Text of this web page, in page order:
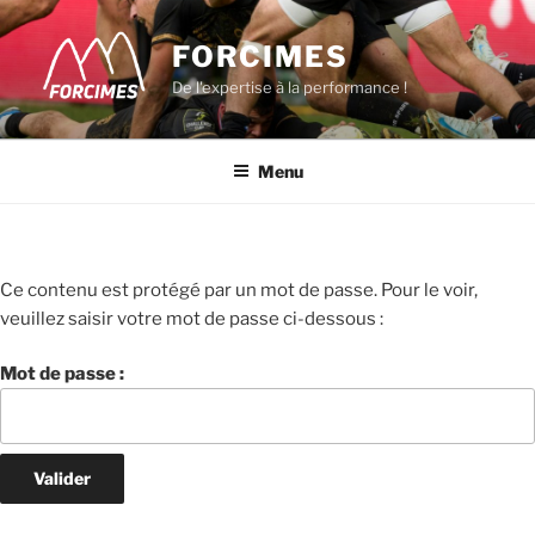
FORCIMES
De l'expertise à la performance !
Menu
Ce contenu est protégé par un mot de passe. Pour le voir,
veuillez saisir votre mot de passe ci-dessous :
Mot de passe :